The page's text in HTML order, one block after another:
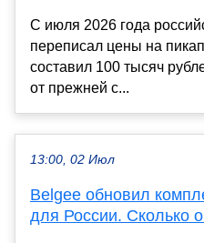
С июля 2026 года
переписал цены на
составил 100 тысяч
от прежней с...
13:00, 02 Июл
Belgee обновил
для России. Сколько